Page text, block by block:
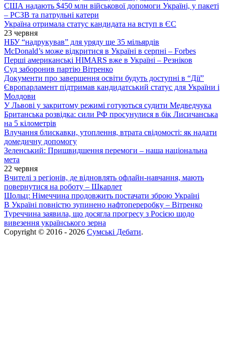
США надають $450 млн військової допомоги Україні, у пакеті
– РСЗВ та патрульні катери
Україна отримала статус кандидата на вступ в ЄС
23 червня
НБУ “надрукував” для уряду ще 35 мільярдів
McDonald’s може відкритися в Україні в серпні – Forbes
Перші американські HIMARS вже в Україні – Резніков
Суд заборонив партію Вітренко
Документи про завершення освіти будуть доступні в “Дії”
Європарламент підтримав кандидатський статус для України і
Молдови
У Львові у закритому режимі готуються судити Медведчука
Британська розвідка: сили РФ просунулися в бік Лисичанська
на 5 кілометрів
Влучання блискавки, утоплення, втрата свідомості: як надати
домедичну допомогу
Зеленський: Пришвидшення перемоги – наша національна
мета
22 червня
Вчителі з регіонів, де відновлять офлайн-навчання, мають
повернутися на роботу – Шкарлет
Шольц: Німеччина продовжить постачати зброю Україні
В Україні повністю зупинено нафтопереробку – Вітренко
Туреччина заявила, що досягла прогресу з Росією щодо
вивезення українського зерна
Copyright © 2016 - 2026 Сумські Дебати.